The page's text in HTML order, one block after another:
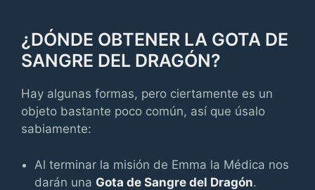
¿DÓNDE OBTENER LA GOTA DE
SANGRE DEL DRAGÓN?
Hay algunas formas, pero ciertamente es un
objeto bastante poco común, así que úsalo
sabiamente:
Al terminar la misión de Emma la Médica nos
darán una Gota de Sangre del Dragón.